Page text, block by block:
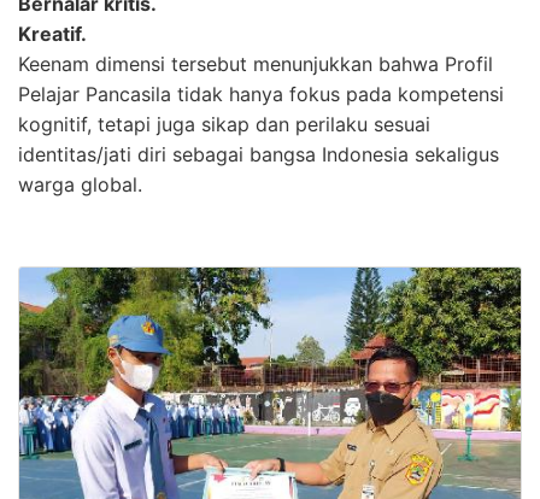
Kreatif.
Keenam dimensi tersebut menunjukkan bahwa Profil
Pelajar Pancasila tidak hanya fokus pada kompetensi
kognitif, tetapi juga sikap dan perilaku sesuai
identitas/jati diri sebagai bangsa Indonesia sekaligus
warga global.